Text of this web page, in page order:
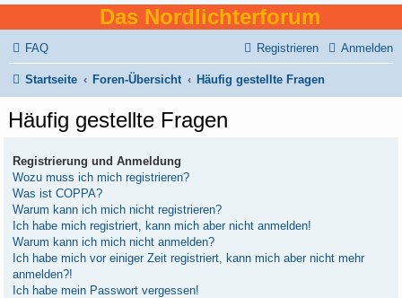
Das Nordlichterforum
FAQ Anmelden
Registrieren
Startseite Foren-Übersicht Häufig gestellte Fragen
Häufig gestellte Fragen
Registrierung und Anmeldung
Wozu muss ich mich registrieren?
Was ist COPPA?
Warum kann ich mich nicht registrieren?
Ich habe mich registriert, kann mich aber nicht anmelden!
Warum kann ich mich nicht anmelden?
Ich habe mich vor einiger Zeit registriert, kann mich aber nicht mehr
anmelden?!
Ich habe mein Passwort vergessen!